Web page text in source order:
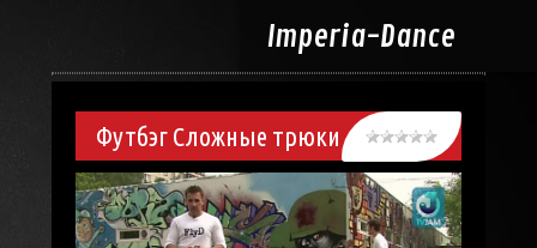
Imperia-Dance
Футбэг Сложные трюки